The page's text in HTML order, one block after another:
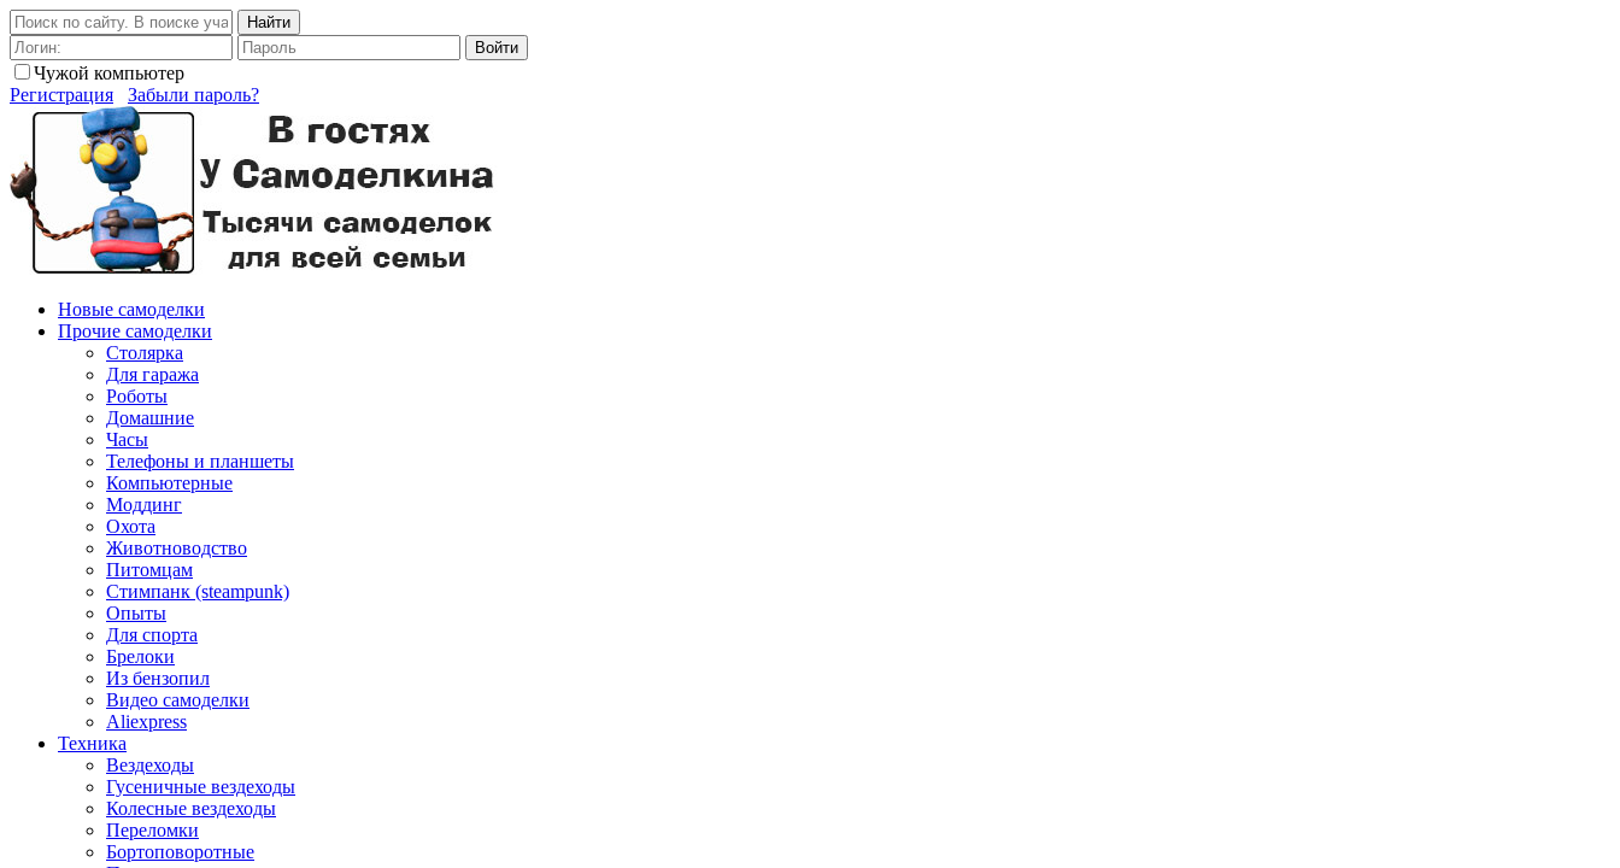
Найти
Войти
Чужой компьютер
Регистрация
Забыли пароль?
Новые самоделки
Прочие самоделки
Столярка
Для гаража
Роботы
Домашние
Часы
Телефоны и планшеты
Компьютерные
Моддинг
Охота
Животноводство
Питомцам
Стимпанк (steampunk)
Опыты
Для спорта
Брелоки
Из бензопил
Видео самоделки
Aliexpress
Техника
Вездеходы
Гусеничные вездеходы
Колесные вездеходы
Переломки
Бортоповоротные